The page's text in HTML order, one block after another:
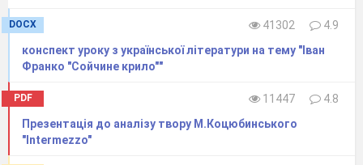
DOCX 41302
4.9
конспект уроку з української літератури на тему "Іван
Франко "Сойчине крило""
PDF 11447
4.8
Презентація до аналізу твору М.Коцюбинського
"Intermezzo"